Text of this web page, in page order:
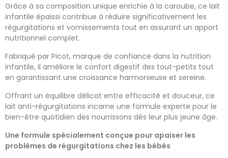
Grâce à sa composition unique enrichie à la caroube, ce lait
infantile épaissi contribue à réduire significativement les
régurgitations et vomissements tout en assurant un apport
nutritionnel complet.
Fabriqué par Picot, marque de confiance dans la nutrition
infantile, il améliore le confort digestif des tout-petits tout
en garantissant une croissance harmonieuse et sereine.
Offrant un équilibre délicat entre efficacité et douceur, ce
lait anti-régurgitations incarne une formule experte pour le
bien-être quotidien des nourrissons dès leur plus jeune âge.
Une formule spécialement conçue pour apaiser les
problèmes de régurgitations chez les bébés